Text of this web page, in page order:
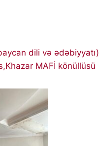
dili və ədəbiyyatı)
MAFİ könüllüsü